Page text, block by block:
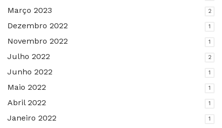
Março 2023 2
Dezembro 2022 1
Novembro 2022 1
Julho 2022 2
Junho 2022 1
Maio 2022 1
Abril 2022 1
Janeiro 2022 1